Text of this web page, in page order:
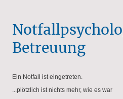
Betreuung
Ein Notfall ist eingetreten.
...plötzlich ist nichts mehr, wie es war